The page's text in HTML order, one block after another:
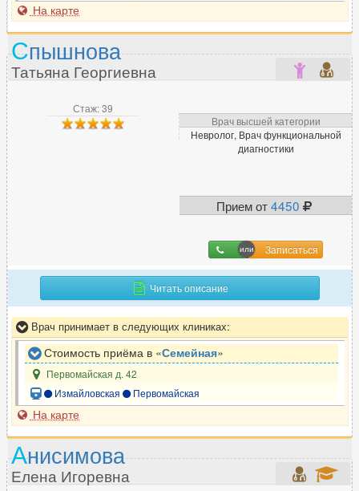
Х
Химиотерапевт 43
Хирург-ортопед 45
43
Челюстно-лицевой хирург 141
Э
Эмбриолог 38
Эндокринолог
Эндоскопист 240
Эпилептолог 45
На карте
Стаж: 39
Врач высшей категории
Невролог, Врач функциональной
диагностики
Прием от4450
Записаться
Спышнова
Татьяна Георгиевна
Читать описание
Врач принимает в следующих клиниках:
Стоимость приёма в «Семейная»
Первомайская д. 42
Измайловская
Первомайская
На карте
Анисимова
Елена Игоревна